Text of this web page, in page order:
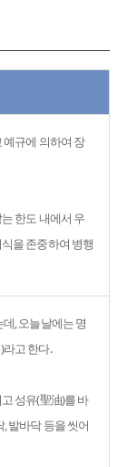
규에 의하여 장
을 존중하여 병행
, 오늘날에는 명
고 한다.
성유(聖油)를 바
, 발바닥 등을 씻어